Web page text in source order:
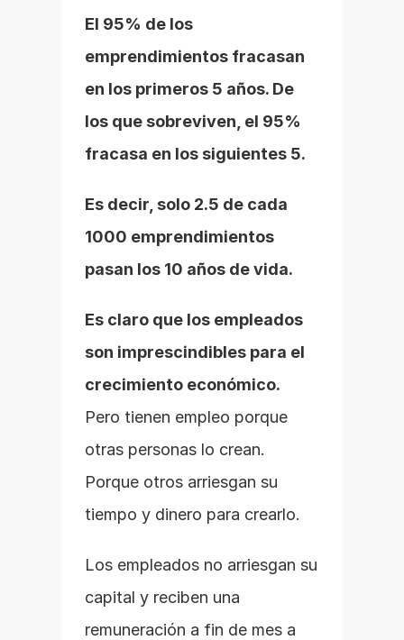
El 95% de los
emprendimientos fracasan
en los primeros 5 años. De
los que sobreviven, el 95%
fracasa en los siguientes 5.
Es decir, solo 2.5 de cada
1000 emprendimientos
pasan los 10 años de vida.
Es claro que los empleados
son imprescindibles para el
crecimiento económico.
Pero tienen empleo porque
otras personas lo crean.
Porque otros arriesgan su
tiempo y dinero para crearlo.
Los empleados no arriesgan su
capital y reciben una
remuneración a fin de mes a